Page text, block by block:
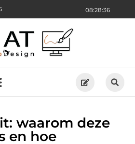
08:28:37
waarom deze
en hoe